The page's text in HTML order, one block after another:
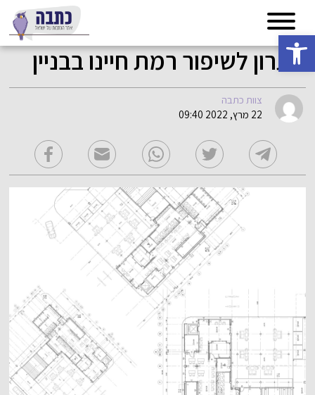
פתח סרגל נגישות
פתרון לשיפור רמת חיינו בבניין
צוות כתבה
22 מרץ, 2022 09:40